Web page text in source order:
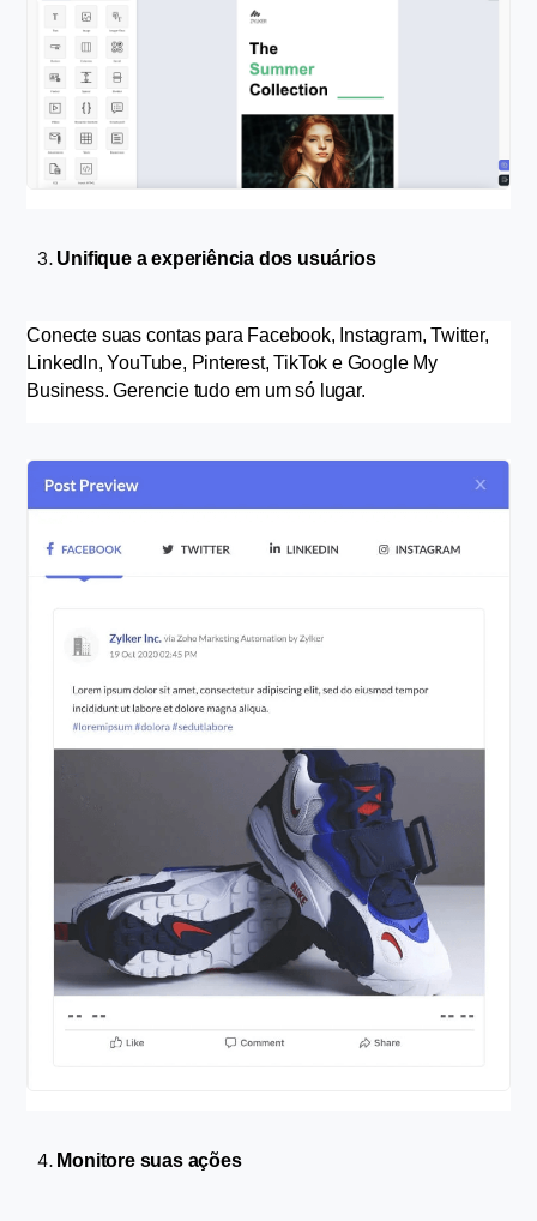
Unifique a experiência dos usuários
Conecte suas contas para Facebook, Instagram, Twitter,
LinkedIn, YouTube, Pinterest, TikTok e Google My
Business. Gerencie tudo em um só lugar.
Monitore suas ações